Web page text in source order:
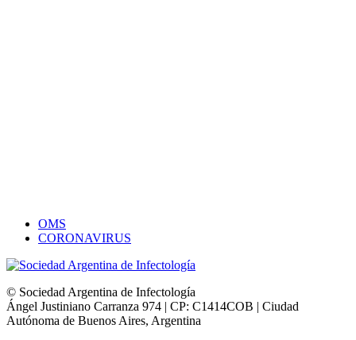
OMS
CORONAVIRUS
© Sociedad Argentina de Infectología
Ángel Justiniano Carranza 974 | CP: C1414COB | Ciudad
Autónoma de Buenos Aires, Argentina